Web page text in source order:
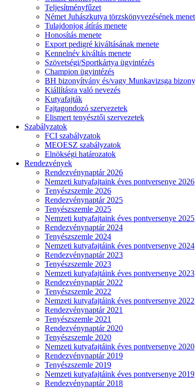
Teljesítményfűzet
Német Juhászkutya törzskönyvezésének
Tulajdonjog átírás menete
Honosítás menete
Export pedigré kiváltásának menete
Kennelnév kiváltás menete
Szövetségi/Sportkártya ügyintézés
Champion ügyintézés
BH bizonyítvány és/vagy Munkavizsga
Kiállításra való nevezés
Kutyafajták
Fajtagondozó szervezetek
Elismert tenyésztői szervezetek
Szabályzatok
FCI szabályzatok
MEOESZ szabályzatok
Elnökségi határozatok
Rendezvények
Rendezvénynaptár 2026
Nemzeti kutyafajtaink éves pontversenye 2026
Tenyészszemle 2026
Rendezvénynaptár 2025
Tenyészszemle 2025
Nemzeti kutyafajtaink éves pontversenye 2025
Rendezvénynaptár 2024
Tenyészszemle 2024
Nemzeti kutyafajtáink éves pontversenye 2024
Rendezvénynaptár 2023
Tenyészszemle 2023
Nemzeti kutyafajtáink éves pontversenye 2023
Rendezvénynaptár 2022
Tenyészszemle 2022
Nemzeti kutyafajtáink éves pontversenye 2022
Rendezvénynaptár 2021
Tenyészszemle 2021
Rendezvénynaptár 2020
Tenyészszemle 2020
Nemzeti kutyafajtáink éves pontversenye 2020
Rendezvénynaptár 2019
Tenyészszemle 2019
Nemzeti kutyafajtáink éves pontversenye 2019
Rendezvénynaptár 2018